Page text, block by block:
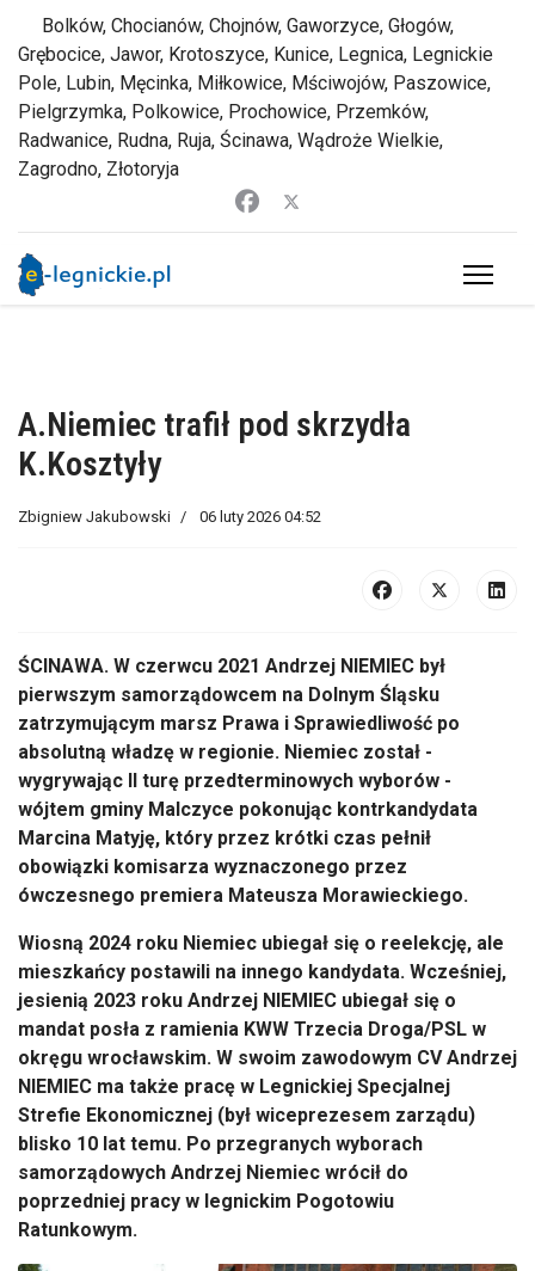
Bolków, Chocianów, Chojnów, Gaworzyce, Głogów,
Grębocice, Jawor, Krotoszyce, Kunice, Legnica, Legnickie
Pole, Lubin, Męcinka, Miłkowice, Mściwojów, Paszowice,
Pielgrzymka, Polkowice, Prochowice, Przemków,
Radwanice, Rudna, Ruja, Ścinawa, Wądroże Wielkie,
Zagrodno, Złotoryja
A.Niemiec trafił pod skrzydła
K.Kosztyły
Zbigniew Jakubowski 06 luty 2026 04:52
ŚCINAWA. W czerwcu 2021 Andrzej NIEMIEC był
pierwszym samorządowcem na Dolnym Śląsku
zatrzymującym marsz Prawa i Sprawiedliwość po
absolutną władzę w regionie. Niemiec został -
wygrywając II turę przedterminowych wyborów -
wójtem gminy Malczyce pokonując kontrkandydata
Marcina Matyję, który przez krótki czas pełnił
obowiązki komisarza wyznaczonego przez
ówczesnego premiera Mateusza Morawieckiego.
Wiosną 2024 roku Niemiec ubiegał się o reelekcję, ale
mieszkańcy postawili na innego kandydata. Wcześniej,
jesienią 2023 roku Andrzej NIEMIEC ubiegał się o
mandat posła z ramienia KWW Trzecia Droga/PSL w
okręgu wrocławskim. W swoim zawodowym CV Andrzej
NIEMIEC ma także pracę w Legnickiej Specjalnej
Strefie Ekonomicznej (był wiceprezesem zarządu)
blisko 10 lat temu. Po przegranych wyborach
samorządowych Andrzej Niemiec wrócił do
poprzedniej pracy w legnickim Pogotowiu
Ratunkowym.